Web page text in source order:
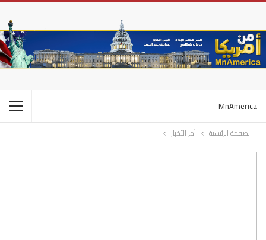
MnAmerica
الصفحة الرئيسية أخر الأخبار